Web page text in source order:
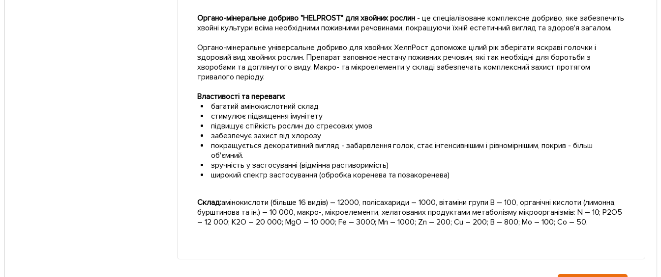
Органо-мінеральне добриво "HELPROST" для хвойних рослин - це спеціалізоване комплексне добриво, яке забезпечить
хвойні культури всіма необхідними поживними речовинами, покращуючи їхній естетичний вигляд та здоров'я загалом.
Органо-мінеральне універсальне добриво для хвойних ХелпРост допоможе цілий рік зберігати яскраві голочки і
здоровий вид хвойних рослин. Препарат заповнює нестачу поживних речовин, які так необхідні для боротьби з
хворобами та доглянутого виду. Макро- та мікроелементи у складі забезпечать комплексний захист протягом
тривалого періоду.
Властивості та переваги:
багатий амінокислотний склад
стимулює підвищення імунітету
підвищує стійкість рослин до стресових умов
забезпечує захист від хлорозу
покращується декоративний вигляд - забарвлення голок, стає інтенсивнішим і рівномірнішим, покрив - більш
об'ємний.
зручність у застосуванні (відмінна растиворимість)
широкий спектр застосування (обробка коренева та позакоренева)
Склад:амінокислоти (більше 16 видів) – 12000, полісахариди – 1000, вітаміни групи В – 100, органічні кислоти (лимонна,
бурштинова та ін.) – 10 000, макро-, мікроелементи, хелатованих продуктами метаболізму мікроорганізмів: N – 10; P2O5
– 12 000; K2O – 20 000; MgO – 10 000; Fe – 3000; Mn – 1000; Zn – 200; Cu – 200; B – 800; Mo – 100; Co – 50.